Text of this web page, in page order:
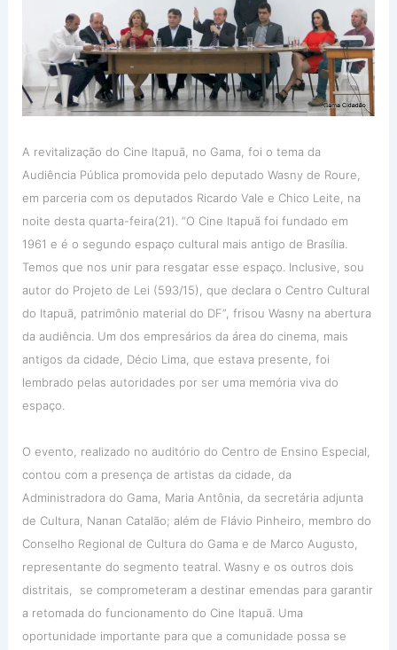
A revitalização do Cine Itapuã, no Gama, foi o tema da
Audiência Pública promovida pelo deputado Wasny de Roure,
em parceria com os deputados Ricardo Vale e Chico Leite, na
noite desta quarta-feira(21). “O Cine Itapuã foi fundado em
1961 e é o segundo espaço cultural mais antigo de Brasília.
Temos que nos unir para resgatar esse espaço. Inclusive, sou
autor do Projeto de Lei (593/15), que declara o Centro Cultural
do Itapuã, patrimônio material do DF”, frisou Wasny na abertura
da audiência. Um dos empresários da área do cinema, mais
antigos da cidade, Décio Lima, que estava presente, foi
lembrado pelas autoridades por ser uma memória viva do
espaço.
O evento, realizado no auditório do Centro de Ensino Especial,
contou com a presença de artistas da cidade, da
Administradora do Gama, Maria Antônia, da secretária adjunta
de Cultura, Nanan Catalão; além de Flávio Pinheiro, membro do
Conselho Regional de Cultura do Gama e de Marco Augusto,
representante do segmento teatral. Wasny e os outros dois
distritais, se comprometeram a destinar emendas para garantir
a retomada do funcionamento do Cine Itapuã. Uma
oportunidade importante para que a comunidade possa se